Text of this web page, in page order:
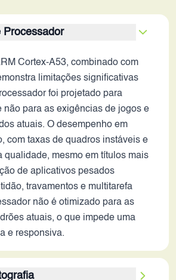
Processador
Cortex-A53, combinado com
limitações significativas
foi projetado para
não para as exigências de jogos e
atuais. O desempenho em
com taxas de quadros instáveis e
qualidade, mesmo em títulos mais
de aplicativos pesados
travamentos e multitarefa
não é otimizado para as
atuais, o que impede uma
e responsiva.